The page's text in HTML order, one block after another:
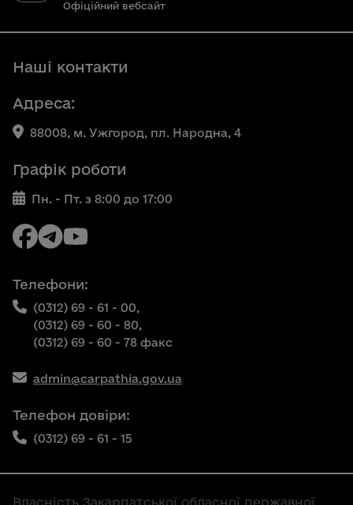
Офіційний вебсайт
Наші контакти
Адреса:
88008, м. Ужгород, пл. Народна, 4
Графік роботи
Пн. - Пт. з 8:00 до 17:00
Телефони:
(0312) 69 - 61 - 00,
(0312) 69 - 60 - 80,
(0312) 69 - 60 - 78 факс
admin@carpathia.gov.ua
Телефон довіри:
(0312) 69 - 61 - 15
Власність Закарпатської обласної державної